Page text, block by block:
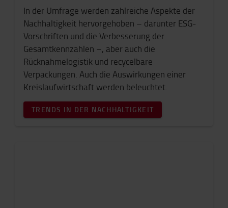
In der Umfrage werden zahlreiche Aspekte der
Nachhaltigkeit hervorgehoben – darunter ESG-
Vorschriften und die Verbesserung der
Gesamtkennzahlen –, aber auch die
Rücknahmelogistik und recycelbare
Verpackungen. Auch die Auswirkungen einer
Kreislaufwirtschaft werden beleuchtet.
TRENDS IN DER NACHHALTIGKEIT